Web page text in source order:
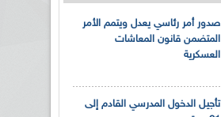
صدور أمر رئاسي يعدل ويتمم الأمر
المتضمن قانون المعاشات
العسكرية
تأجيل الدخول المدرسي القادم إلى